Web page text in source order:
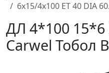
6x15/4x100 ET 40 DIA
ДЛ 4*100 15*6
Carwel Тобол